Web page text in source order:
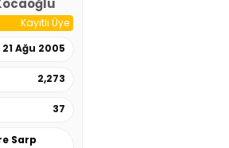
Kayıtlı Üye
21 Ağu 2005
2,273
37
Sarp